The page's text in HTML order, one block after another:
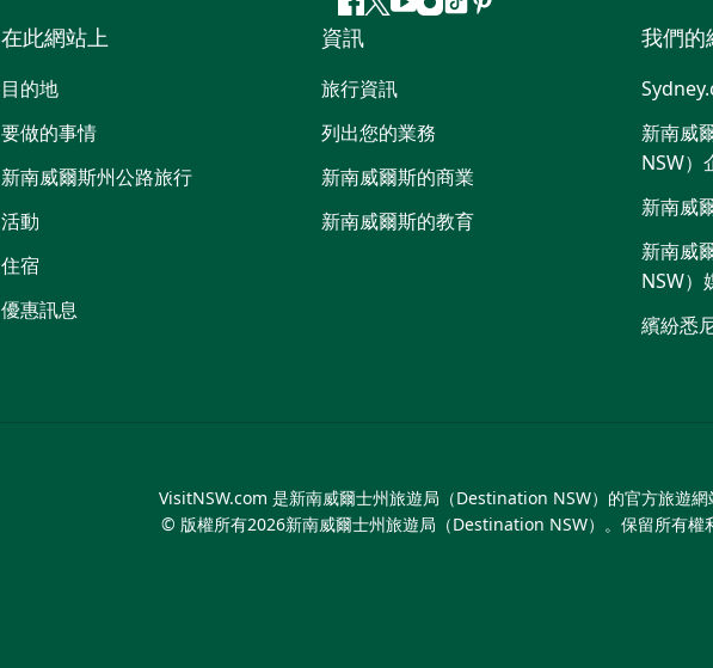
Facebook
嘰
喳
喳
Youtube
Instagram
抖 Pinterest
在此網站上
目的地
要做的事情
新南威爾斯州公路旅行
活動
住宿
優惠訊息
資訊
旅行資訊
列出您的業務
新南威爾斯的商業
新南威爾斯的教育
我們的
新南威
NSW）
新南威
新南威
NSW）
繽紛悉
VisitNSW.com 是新南威爾士州旅遊局（Destination NSW）的官方旅遊網
© 版權所有2026新南威爾士州旅遊局（Destination NSW）。保留所有權